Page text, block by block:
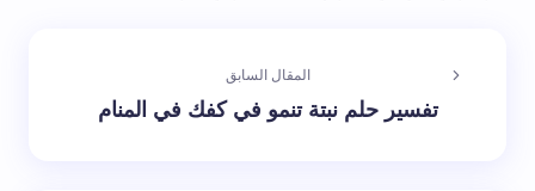
المقال السابق
تفسير حلم نبتة تنمو في كفك في المنام